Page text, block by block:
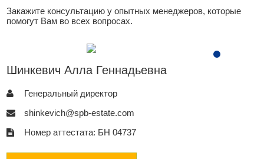
Закажите консультацию у опытных менеджеров, которые
помогут Вам во всех вопросах.
Шинкевич Алла Геннадьевна
Генеральный директор
shinkevich@spb-estate.com
Номер аттестата: БН 04737